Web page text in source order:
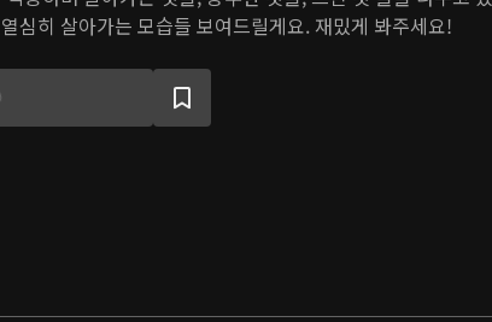
심히 살아가는 모습들 보여드릴게요. 재밌게 봐주세요!